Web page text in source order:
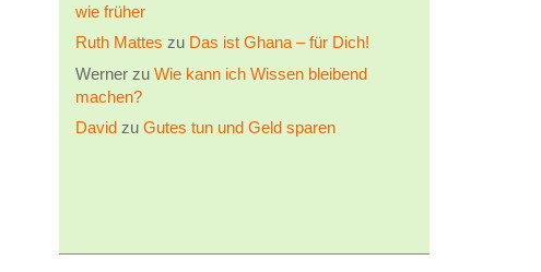
wie früher
Ruth Mattes zu Das ist Ghana – für Dich!
Wernerzu Wie kann ich Wissen bleibend
machen?
Davidzu Gutes tun und Geld sparen